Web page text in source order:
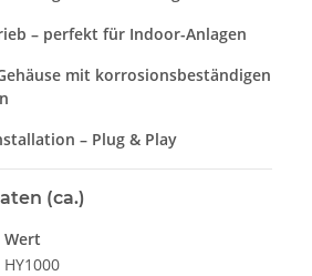
– perfekt für Indoor-Anlagen
mit korrosionsbeständigen
– Plug & Play
(ca.)
Wert
HY1000